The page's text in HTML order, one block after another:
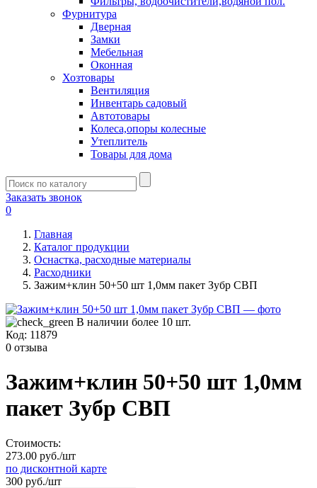
Фурнитура
Дверная
Замки
Мебельная
Оконная
Хозтовары
Вентиляция
Инвентарь садовый
Автотовары
Колеса,опоры колесные
Утеплитель
Товары для дома
Заказать звонок
0
Главная
Каталог продукции
Оснастка, расходные материалы
Расходники
Зажим+клин 50+50 шт 1,0мм пакет Зубр СВП
В наличии более 10 шт.
Код: 11879
0 отзыва
Зажим+клин 50+50 шт 1,0мм
пакет Зубр СВП
Стоимость:
273.00 руб./шт
по дисконтной карте
300 руб./шт